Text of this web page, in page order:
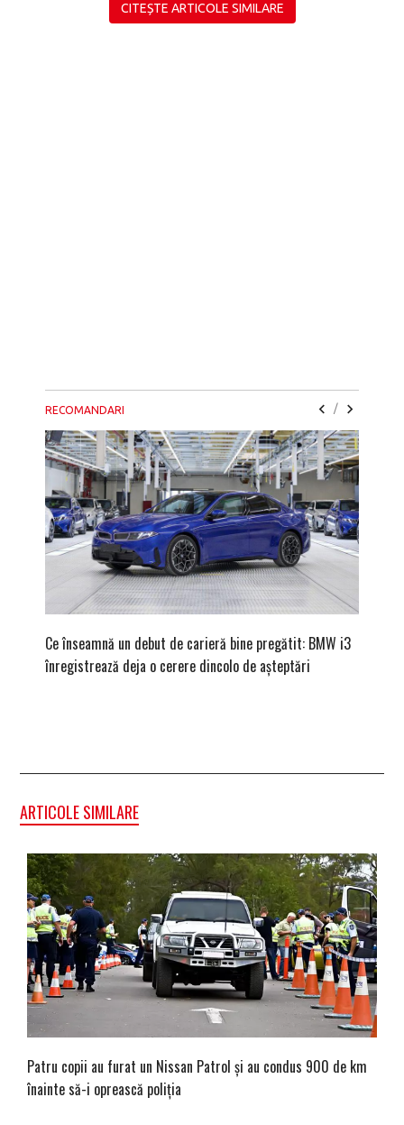
CITEȘTE ARTICOLE SIMILARE
RECOMANDARI /
Ce înseamnă un debut de carieră bine pregătit: BMW i3
înregistrează deja o cerere dincolo de așteptări
ARTICOLE SIMILARE
Patru copii au furat un Nissan Patrol și au condus 900 de km
înainte să-i oprească poliția